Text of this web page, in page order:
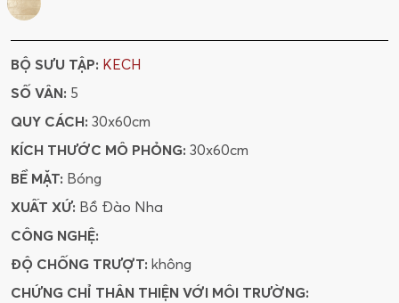
36GP0886
BỘ SƯU TẬP: KECH
SỐ VÂN: 5
QUY CÁCH: 30x60cm
KÍCH THƯỚC MÔ PHỎNG: 30x60cm
BỀ MẶT: Bóng
XUẤT XỨ: Bồ Đào Nha
CÔNG NGHỆ:
ĐỘ CHỐNG TRƯỢT: không
CHỨNG CHỈ THÂN THIỆN VỚI MÔI TRƯỜNG: